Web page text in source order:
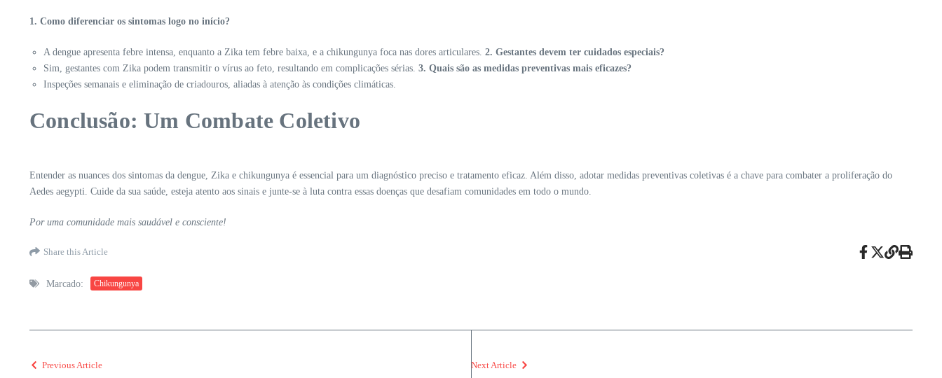
1. Como diferenciar os sintomas logo no início?
A dengue apresenta febre intensa, enquanto a Zika tem febre baixa, e a chikungunya foca nas dores articulares. 2. Gestantes devem ter cuidados especiais?
Sim, gestantes com Zika podem transmitir o vírus ao feto, resultando em complicações sérias. 3. Quais são as medidas preventivas mais eficazes?
Inspeções semanais e eliminação de criadouros, aliadas à atenção às condições climáticas.
Conclusão: Um Combate Coletivo
Entender as nuances dos sintomas da dengue, Zika e chikungunya é essencial para um diagnóstico preciso e tratamento eficaz. Além disso, adotar medidas preventivas coletivas é a chave para combater a proliferação do
Aedes aegypti. Cuide da sua saúde, esteja atento aos sinais e junte-se à luta contra essas doenças que desafiam comunidades em todo o mundo.
Por uma comunidade mais saudável e consciente!
Share this Article
Marcado: Chikungunya
Previous Article Next Article